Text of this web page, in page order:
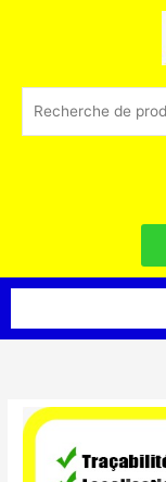
pour :
quantité
de
Système